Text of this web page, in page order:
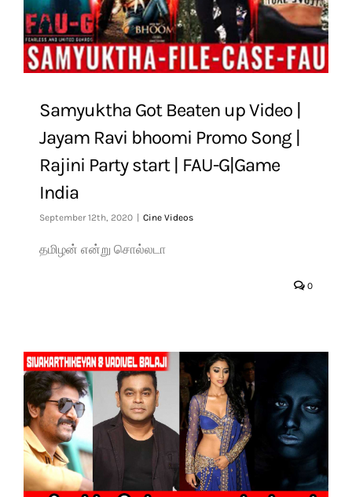
Samyuktha Got Beaten up Video |
Jayam Ravi bhoomi Promo Song |
Rajini Party start | FAU-G|Game
India
September 12th, 2020 Cine Videos
தமிழன் என்று சொல்லடா
0